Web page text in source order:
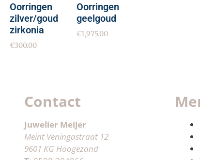
Oorringen
zilver/goud
zirkonia
€300.00
Oorringen
geelgoud
€1,975.00
Contact
Juwelier Meijer
Meint Veningastraat 12
9601 KG Hoogezand